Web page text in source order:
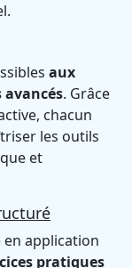
aux
. Grâce
chacun
les outils
et
application
pratiques